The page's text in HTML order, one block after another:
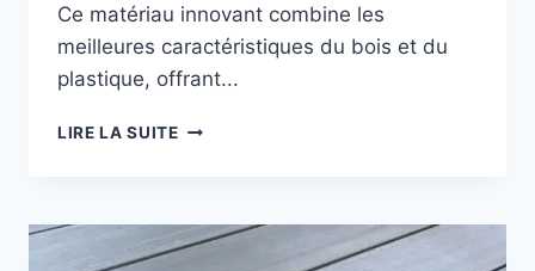
Ce matériau innovant combine les
meilleures caractéristiques du bois et du
plastique, offrant...
LIRE LA SUITEACHETER
COMPOSITE
POUR